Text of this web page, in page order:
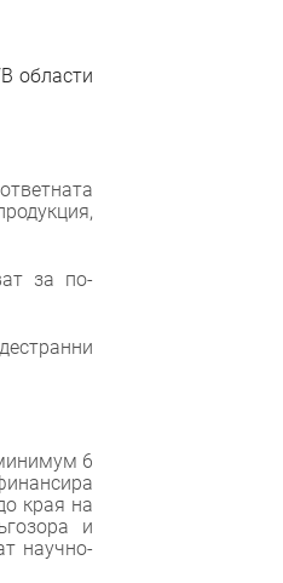
области
за по-
6
края на
и
научно-